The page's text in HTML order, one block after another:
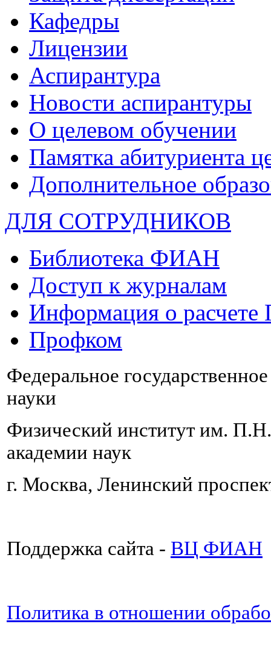
Кафедры
Лицензии
Аспирантура
Новости аспирантуры
О целевом обучении
Памятка абитуриента
Дополнительное
ДЛЯ СОТРУДНИКОВ
Библиотека ФИАН
Доступ к журналам
Информация о
Профком
Федеральное
науки
Физический институт им.
академии наук
г. Москва, Ленинский
Поддержка сайта - ВЦ ФИАН
Политика в отношении